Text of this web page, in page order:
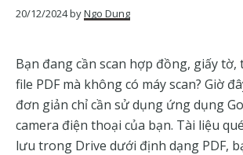
20/12/2024byNgo Dung
Bạn đang cần scan hợp đồng, giấy tờ,
file PDF mà không có máy scan? Giờ
đơn giản chỉ cần sử dụng ứng dụng
camera điện thoại của bạn. Tài liệu
lưu trong Drive dưới định dạng PDF,